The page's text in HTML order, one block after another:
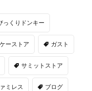
っくりドンキー
ーストア ガスト
サミットストア
ミレス ブログ